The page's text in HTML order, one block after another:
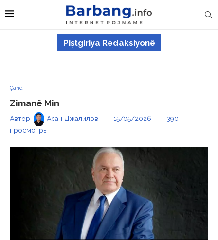
Piştgiriya Redaksiyonê
Çand
Zimanê Min
Автор: Асан Джалилов 15/05/2026
390
просмотры